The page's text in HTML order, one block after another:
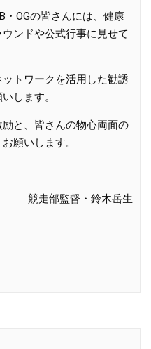
・OGの皆さんには、健康
ンドや公式行事に見せて
トワークを活用した勧誘
します。
と、皆さんの物心両面の
願いします。
競走部監督・鈴木岳生